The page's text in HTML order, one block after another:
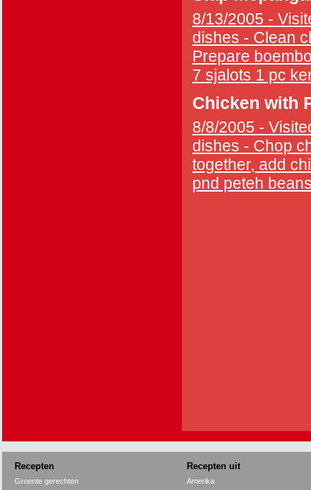
8/13/2005 -
dishes - Clean
Prepare
7 sjalots 1 pc
Chicken with
8/8/2005 -
dishes - Chop
together, add
pnd peteh
Recepten Recepten uit
Groente gerechten
Amerika